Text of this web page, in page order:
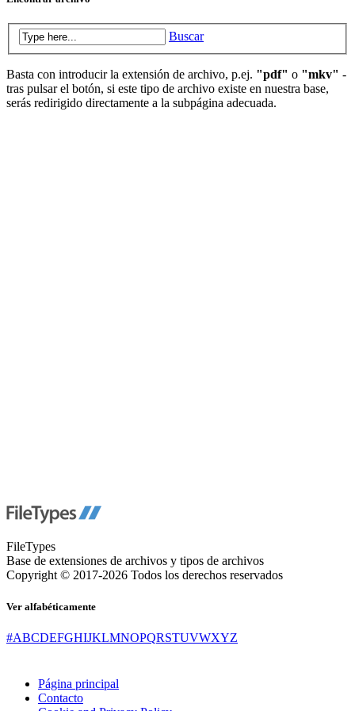
Buscar
Basta con introducir la extensión de archivo, p.ej. "pdf" o "mkv" -
tras pulsar el botón, si este tipo de archivo existe en nuestra base,
serás redirigido directamente a la subpágina adecuada.
FileTypes
Base de extensiones de archivos y tipos de archivos
Copyright © 2017-2026 Todos los derechos reservados
Ver alfabéticamente
#ABCDEFGHIJKLMNOPQRSTUVWXYZ
Página principal
Contacto